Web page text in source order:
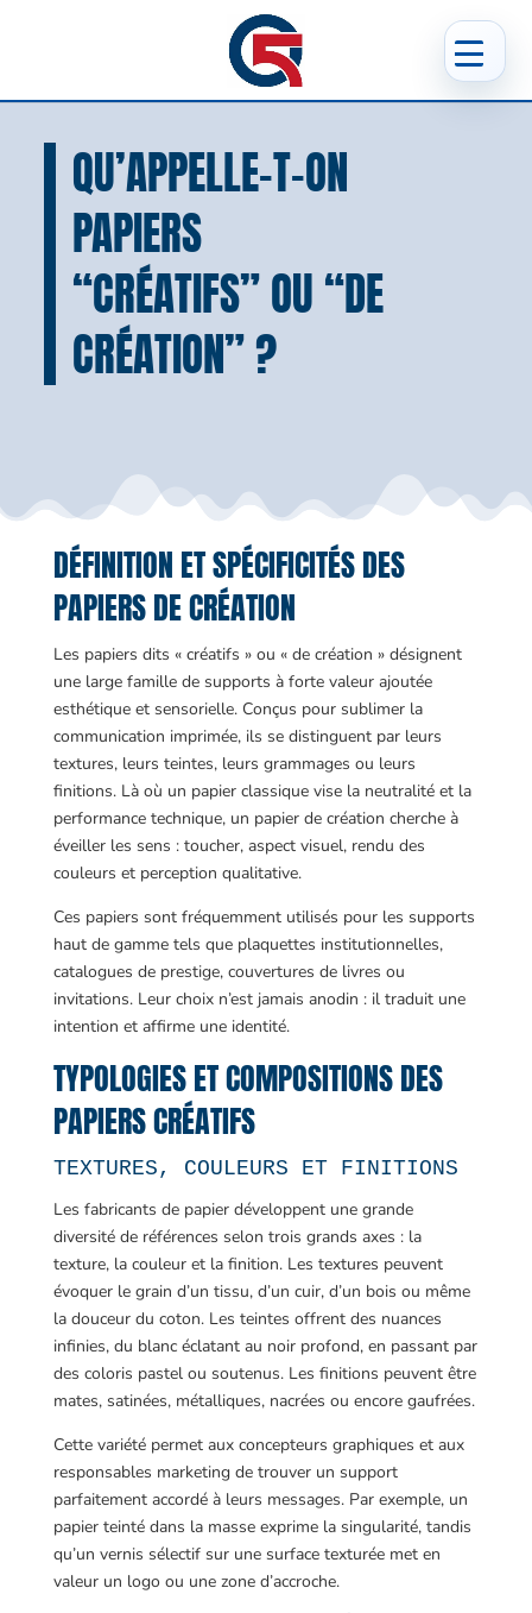
QU’APPELLE-T-ON
PAPIERS
“CRÉATIFS” OU “DE
CRÉATION” ?
DÉFINITION ET SPÉCIFICITÉS DES
PAPIERS DE CRÉATION
Les papiers dits « créatifs » ou « de création » désignent
une large famille de supports à forte valeur ajoutée
esthétique et sensorielle. Conçus pour sublimer la
communication imprimée, ils se distinguent par leurs
textures, leurs teintes, leurs grammages ou leurs
finitions. Là où un papier classique vise la neutralité et la
performance technique, un papier de création cherche à
éveiller les sens : toucher, aspect visuel, rendu des
couleurs et perception qualitative.
Ces papiers sont fréquemment utilisés pour les supports
haut de gamme tels que plaquettes institutionnelles,
catalogues de prestige, couvertures de livres ou
invitations. Leur choix n’est jamais anodin : il traduit une
intention et affirme une identité.
TYPOLOGIES ET COMPOSITIONS DES
PAPIERS CRÉATIFS
TEXTURES, COULEURS ET FINITIONS
Les fabricants de papier développent une grande
diversité de références selon trois grands axes : la
texture, la couleur et la finition. Les textures peuvent
évoquer le grain d’un tissu, d’un cuir, d’un bois ou même
la douceur du coton. Les teintes offrent des nuances
infinies, du blanc éclatant au noir profond, en passant par
des coloris pastel ou soutenus. Les finitions peuvent être
mates, satinées, métalliques, nacrées ou encore gaufrées.
Cette variété permet aux concepteurs graphiques et aux
responsables marketing de trouver un support
parfaitement accordé à leurs messages. Par exemple, un
papier teinté dans la masse exprime la singularité, tandis
qu’un vernis sélectif sur une surface texturée met en
valeur un logo ou une zone d’accroche.